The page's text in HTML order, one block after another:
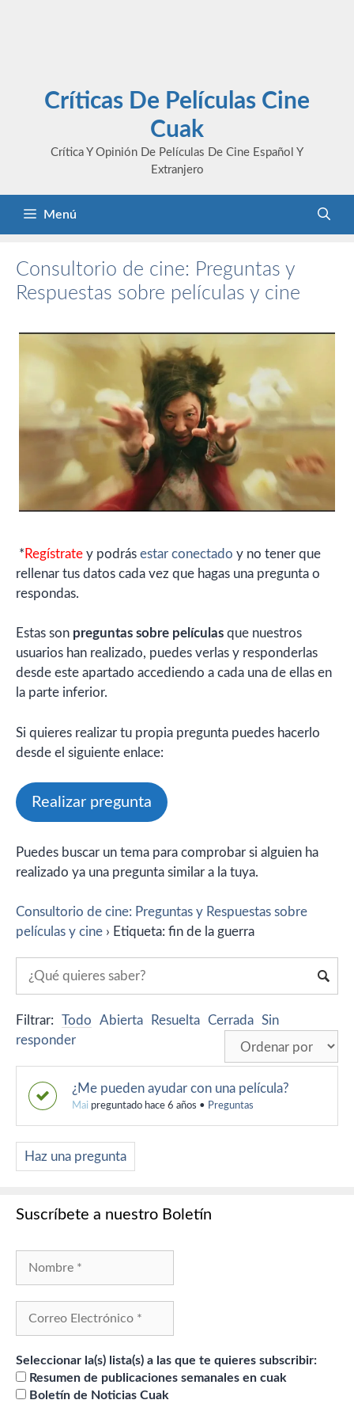
Críticas De Películas Cine
Cuak
Crítica Y Opinión De Películas De Cine Español Y
Extranjero
Menú
Consultorio de cine: Preguntas y
Respuestas sobre películas y cine
* Regístrate y podrás estar conectado y no tener que
rellenar tus datos cada vez que hagas una pregunta o
respondas.
Estas son preguntas sobre películas que nuestros
usuarios han realizado, puedes verlas y responderlas
desde este apartado accediendo a cada una de ellas en
la parte inferior.
Si quieres realizar tu propia pregunta puedes hacerlo
desde el siguiente enlace:
Realizar pregunta
Puedes buscar un tema para comprobar si alguien ha
realizado ya una pregunta similar a la tuya.
Consultorio de cine: Preguntas y Respuestas sobre
películas y cine › Etiqueta: fin de la guerra
Filtrar: Todo Abierta Resuelta Cerrada Sin
responder
¿Me pueden ayudar con una película?
Mai preguntado hace 6 años • Preguntas
Haz una pregunta
Suscríbete a nuestro Boletín
Seleccionar la(s) lista(s) a las que te quieres subscribir:
Resumen de publicaciones semanales en cuak
Boletín de Noticias Cuak